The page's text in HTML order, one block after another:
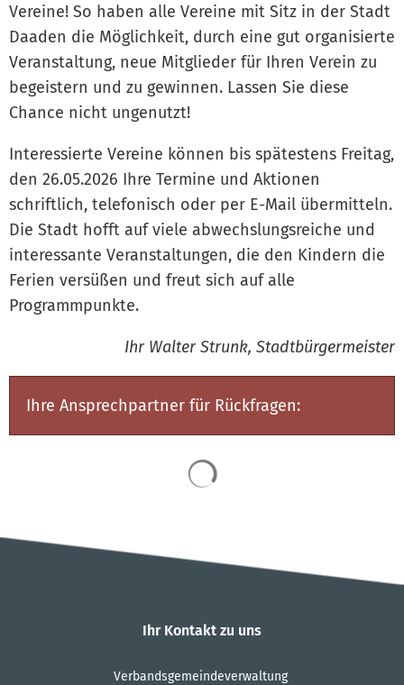
Vereine! So haben alle Vereine mit Sitz in der Stadt
Daaden die Möglichkeit, durch eine gut organisierte
Veranstaltung, neue Mitglieder für Ihren Verein zu
begeistern und zu gewinnen. Lassen Sie diese
Chance nicht ungenutzt!
Interessierte Vereine können bis spätestens Freitag,
den 26.05.2026 Ihre Termine und Aktionen
schriftlich, telefonisch oder per E-Mail übermitteln.
Die Stadt hofft auf viele abwechslungsreiche und
interessante Veranstaltungen, die den Kindern die
Ferien versüßen und freut sich auf alle
Programmpunkte.
Ihr Walter Strunk, Stadtbürgermeister
Ihre Ansprechpartner für Rückfragen:
Ihr Kontakt zu uns
Verbandsgemeindeverwaltung